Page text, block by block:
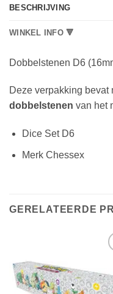
BESCHRIJVING
WINKEL INFO 🔻
Dobbelstenen D6
Deze verpakking bevat
dobbelstenen van het
Dice Set D6
Merk Chessex
GERELATEERDE